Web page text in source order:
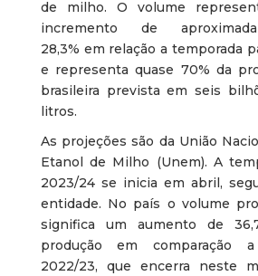
de milho. O volume
incremento de
28,3% em relação a temporada
e representa quase 70% da
brasileira prevista em seis
litros.
As projeções são da União
Etanol de Milho (Unem). A
2023/24 se inicia em abril,
entidade. No país o volume
significa um aumento de
produção em comparação
2022/23, que encerra neste